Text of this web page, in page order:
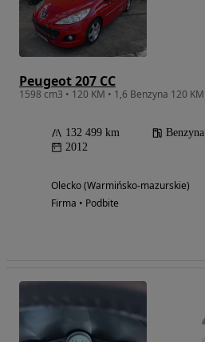
Peugeot 207 CC
132 499 km Benzyna
2012
Olecko (Warmińsko-mazurskie)
Firma • Podbite